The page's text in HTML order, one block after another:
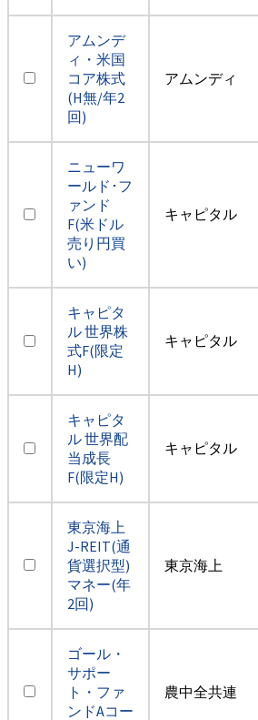
アムンデ
ィ・米国
コア株式
(H無/年2
回)
アムンディ
ニューワ
ールド･フ
ァンド
F(米ドル
売り円買
い)
キャピタル
キャピタ
ル 世界株
式F(限定
H)
キャピタル
キャピタ
ル 世界配
当成長
F(限定H)
キャピタル
東京海上
J-REIT(通
貨選択型)
マネー(年
2回)
東京海上
ゴール・
サポー
ト・ファ
ンドAコー
農中全共連